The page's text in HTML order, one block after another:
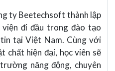
ty Beetechsoft thành lập
đi đầu trong đào tạo
tại Việt Nam. Cùng với
hiện đại, học viên sẽ
năng động, chuyên